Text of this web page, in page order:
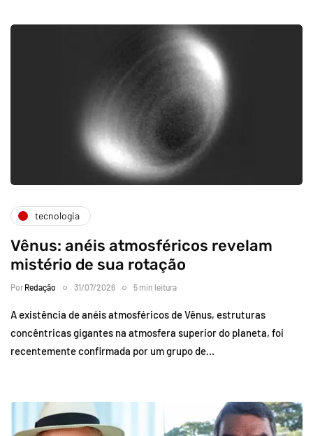
tecnologia
Vênus: anéis atmosféricos revelam
mistério de sua rotação
Por Redação 31/07/2026 5 min leitura
A existência de anéis atmosféricos de Vênus, estruturas
concêntricas gigantes na atmosfera superior do planeta, foi
recentemente confirmada por um grupo de…